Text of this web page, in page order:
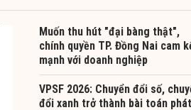
Muốn thu hút "đại bàng thật",
chính quyền TP. Đồng Nai cam
mạnh với doanh nghiệp
VPSF 2026: Chuyển đổi số,
đổi xanh trở thành bài toán phát